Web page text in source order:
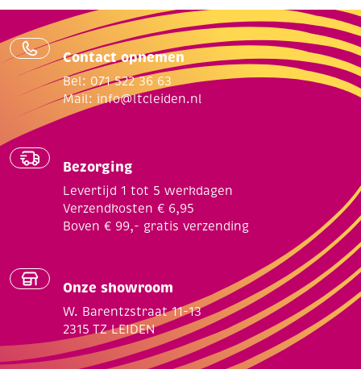
Contact opnemen
Bel: 071 522 36 63
Mail: info@ltcleiden.nl
Bezorging
Levertijd 1 tot 5 werkdagen
Verzendkosten € 6,95
Boven € 99,- gratis verzending
Onze showroom
W. Barentzstraat 11-13
2315 TZ LEIDEN